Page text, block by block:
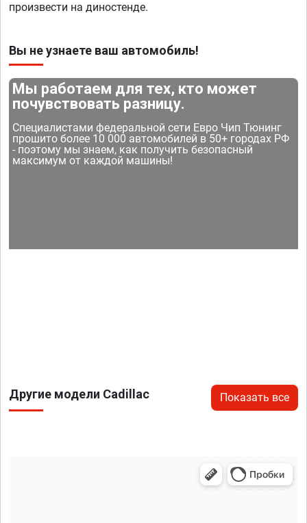
произвести на диностенде.
Вы не узнаете ваш автомобиль!
Мы работаем для тех, кто может
почувствовать разницу.
Специалистами федеральной сети Евро Чип Тюнинг
прошито более 10 000 автомобилей в 50+ городах РФ
- поэтому мы знаем, как получить безопасный
максимум от каждой машины!
Другие модели Cadillac Показать все